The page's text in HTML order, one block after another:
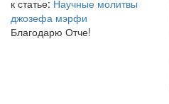
к статье: Научные молитвы
джозефа мэрфи
Благодарю Отче!